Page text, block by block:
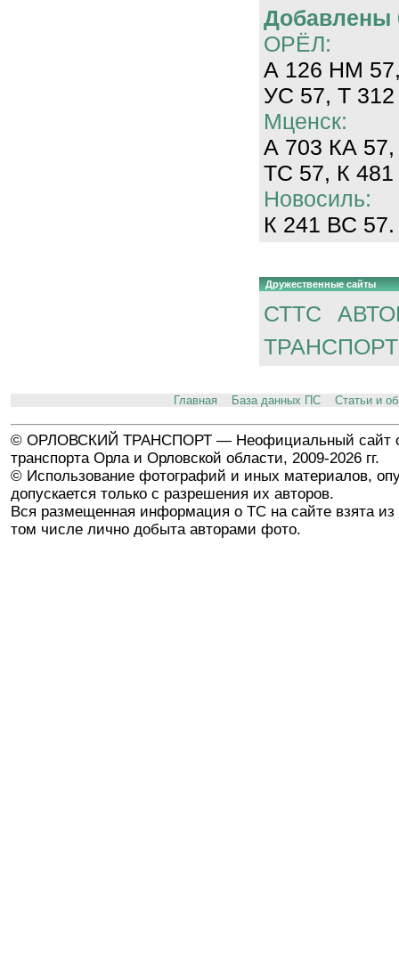
Добавлены
ОРЁЛ:
А 126 НМ
УС 57, Т
Мценск:
А 703 КА
ТС 57, К
Новосиль:
К 241 ВС 57.
Дружественные сайты
СТТС
ТРАНСПОРТ
Главная База данных ПС Статьи и
© ОРЛОВСКИЙ ТРАНСПОРТ — Неофициальный сайт
транспорта Орла и Орловской области, 2009-2026 гг.
© Использование фотографий и иных материалов,
допускается только с разрешения их авторов.
Вся размещенная информация о ТС на сайте взята из
том числе лично добыта авторами фото.